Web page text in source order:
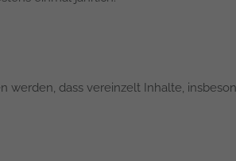
dass vereinzelt Inhalte,